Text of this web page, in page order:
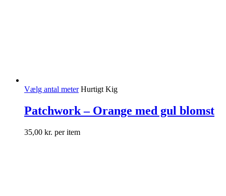
Vælg antal meter Hurtigt Kig
Patchwork – Orange med gul blomst
35,00 kr. per item